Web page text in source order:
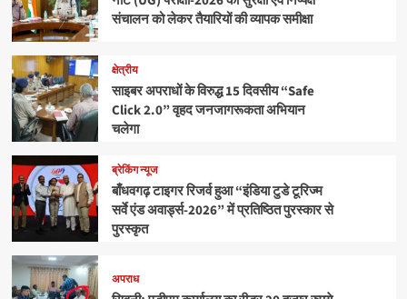
संचालन को लेकर तैयारियों की व्यापक समीक्षा
क्षेत्रीय
साइबर अपराधों के विरुद्ध 15 दिवसीय “Safe
Click 2.0” वृहद जनजागरूकता अभियान
चलेगा
ब्रेकिंग न्यूज
बाँधवगढ़ टाइगर रिजर्व हुआ “इंडिया टुडे टूरिज्म
सर्वे एंड अवार्ड्स-2026” में प्रतिष्ठित पुरस्कार से
पुरस्कृत
अपराध